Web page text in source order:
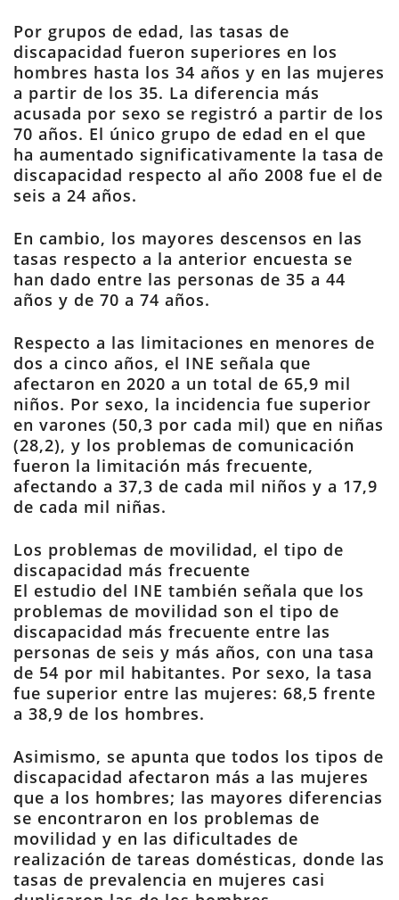
Por grupos de edad, las tasas de
discapacidad fueron superiores en los
hombres hasta los 34 años y en las mujeres
a partir de los 35. La diferencia más
acusada por sexo se registró a partir de los
70 años. El único grupo de edad en el que
ha aumentado significativamente la tasa de
discapacidad respecto al año 2008 fue el de
seis a 24 años.
En cambio, los mayores descensos en las
tasas respecto a la anterior encuesta se
han dado entre las personas de 35 a 44
años y de 70 a 74 años.
Respecto a las limitaciones en menores de
dos a cinco años, el INE señala que
afectaron en 2020 a un total de 65,9 mil
niños. Por sexo, la incidencia fue superior
en varones (50,3 por cada mil) que en niñas
(28,2), y los problemas de comunicación
fueron la limitación más frecuente,
afectando a 37,3 de cada mil niños y a 17,9
de cada mil niñas.
Los problemas de movilidad, el tipo de
discapacidad más frecuente
El estudio del INE también señala que los
problemas de movilidad son el tipo de
discapacidad más frecuente entre las
personas de seis y más años, con una tasa
de 54 por mil habitantes. Por sexo, la tasa
fue superior entre las mujeres: 68,5 frente
a 38,9 de los hombres.
Asimismo, se apunta que todos los tipos de
discapacidad afectaron más a las mujeres
que a los hombres; las mayores diferencias
se encontraron en los problemas de
movilidad y en las dificultades de
realización de tareas domésticas, donde las
tasas de prevalencia en mujeres casi